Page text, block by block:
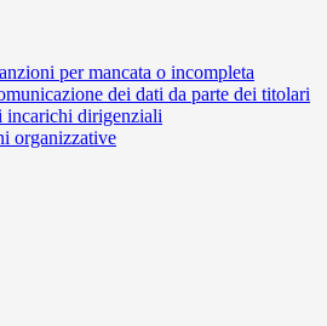
per mancata o incompleta
dei dati da parte dei titolari
incarichi dirigenziali
organizzative